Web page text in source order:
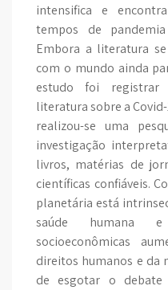
intensifica e
tempos de
Embora a literatura
com o mundo ainda
estudo foi registrar
literatura sobre a
realizou-se uma
investigação
livros, matérias de
científicas confiáveis.
planetária está
saúde humana
socioeconômicas
direitos humanos e da
de esgotar o debate